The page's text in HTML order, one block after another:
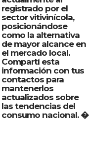
registrado por el
sector vitivinícola,
posicionándose
como la alternativa
de mayor alcance en
el mercado local.
Compartí esta
información con tus
contactos para
mantenerlos
actualizados sobre
las tendencias del
consumo nacional. �